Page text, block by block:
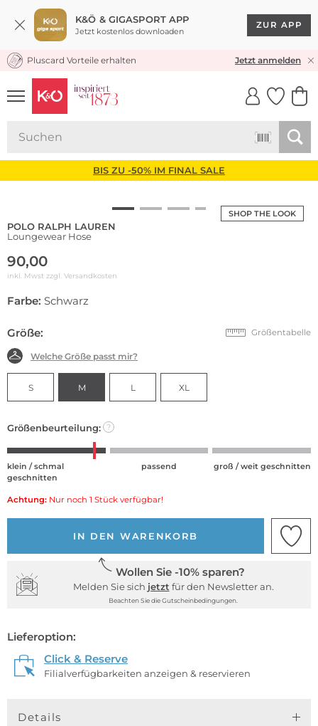
K&Ö & GIGASPORT APP
Jetzt kostenlos downloaden
ZUR APP
KOSTENLOSER VERSAND* & RÜCKVERSAND
Pluscard Vorteile erhalten Jetzt anmelden
UNSERE APP
CLICK &
BIS ZU -50% IM FINAL SALE
SHOP THE LOOK
POLO RALPH LAUREN
Loungewear Hose
90,00
inkl. Mwst zzgl. Versandkosten
Farbe: Schwarz
Größe: Größentabelle
Welche Größe passt mir?
S M L XL
Größenbeurteilung: ?
klein / schmal
geschnitten
passend groß / weit geschnitten
Achtung: Nur noch 1 Stück verfügbar!
IN DEN WARENKORB
Wollen Sie -10% sparen?
Melden Sie sich jetzt für den Newsletter an.
Beachten Sie die Gutscheinbedingungen.
Lieferoption:
Click & Reserve
Filialverfügbarkeiten anzeigen & reservieren
Details